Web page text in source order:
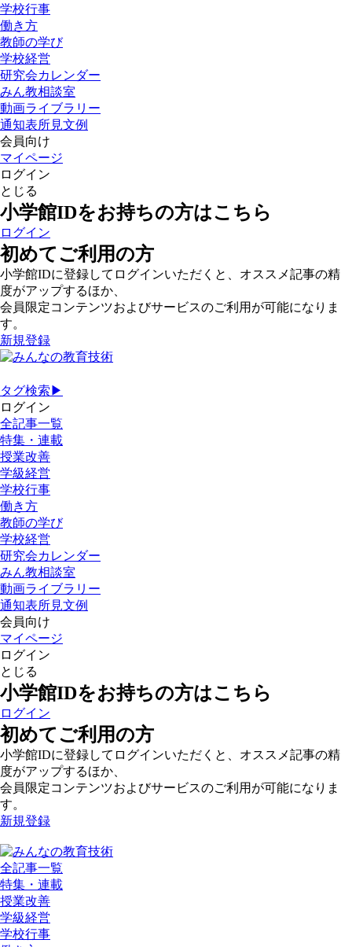
学校行事
働き方
教師の学び
学校経営
研究会カレンダー
みん教相談室
動画ライブラリー
通知表所見文例
会員向け
マイページ
ログイン
とじる
小学館IDをお持ちの方はこちら
ログイン
初めてご利用の方
小学館IDに登録してログインいただくと、オススメ記事の精
度がアップするほか、
会員限定コンテンツおよびサービスのご利用が可能になりま
す。
新規登録
タグ検索▶
ログイン
全記事一覧
特集・連載
授業改善
学級経営
学校行事
働き方
教師の学び
学校経営
研究会カレンダー
みん教相談室
動画ライブラリー
通知表所見文例
会員向け
マイページ
ログイン
とじる
小学館IDをお持ちの方はこちら
ログイン
初めてご利用の方
小学館IDに登録してログインいただくと、オススメ記事の精
度がアップするほか、
会員限定コンテンツおよびサービスのご利用が可能になりま
す。
新規登録
全記事一覧
特集・連載
授業改善
学級経営
学校行事